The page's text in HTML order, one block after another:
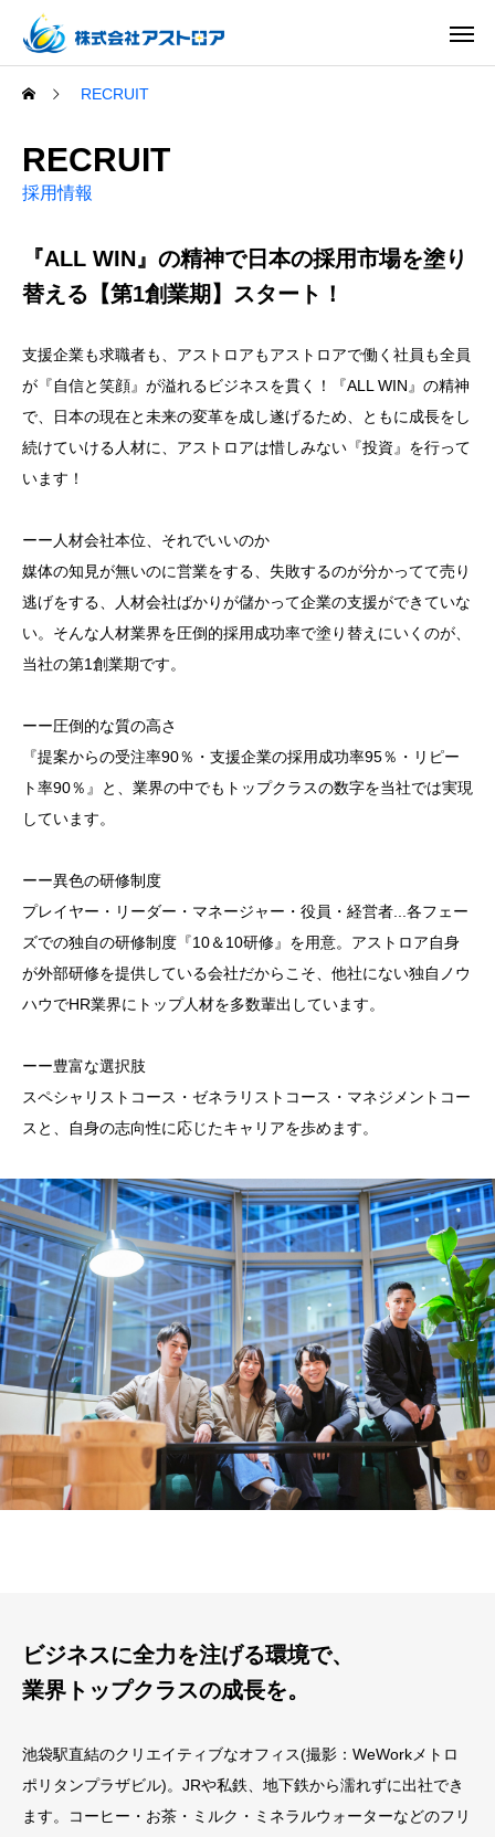
RECRUIT
RECRUIT
採用情報
『ALL WIN』の精神で日本の採用市場を塗り
替える【第1創業期】スタート！
支援企業も求職者も、アストロアもアストロアで働く社員も全員
が『自信と笑顔』が溢れるビジネスを貫く！『ALL WIN』の精神
で、日本の現在と未来の変革を成し遂げるため、ともに成長をし
続けていける人材に、アストロアは惜しみない『投資』を行って
います！
ーー人材会社本位、それでいいのか
媒体の知見が無いのに営業をする、失敗するのが分かってて売り
逃げをする、人材会社ばかりが儲かって企業の支援ができていな
い。そんな人材業界を圧倒的採用成功率で塗り替えにいくのが、
当社の第1創業期です。
ーー圧倒的な質の高さ
『提案からの受注率90％・支援企業の採用成功率95％・リピー
ト率90％』と、業界の中でもトップクラスの数字を当社では実現
しています。
ーー異色の研修制度
プレイヤー・リーダー・マネージャー・役員・経営者...各フェー
ズでの独自の研修制度『10＆10研修』を用意。アストロア自身
が外部研修を提供している会社だからこそ、他社にない独自ノウ
ハウでHR業界にトップ人材を多数輩出しています。
ーー豊富な選択肢
スペシャリストコース・ゼネラリストコース・マネジメントコー
スと、自身の志向性に応じたキャリアを歩めます。
ビジネスに全力を注げる環境で、
業界トップクラスの成長を。
池袋駅直結のクリエイティブなオフィス(撮影：WeWorkメトロ
ポリタンプラザビル)。JRや私鉄、地下鉄から濡れずに出社でき
ます。コーヒー・お茶・ミルク・ミネラルウォーターなどのフリ